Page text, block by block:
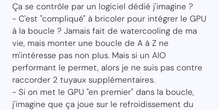
Ça se contrôle par un logiciel dédié j'imagine ?
- C'est "compliqué" à bricoler pour intégrer le GPU
à la boucle ? Jamais fait de watercooling de ma
vie, mais monter une boucle de A à Z ne
m'intéresse pas non plus. Mais si un AIO
performant le permet, alors je ne suis pas contre
raccorder 2 tuyaux supplémentaires.
- Si on met le GPU "en premier" dans la boucle,
j'imagine que ça joue sur le refroidissement du